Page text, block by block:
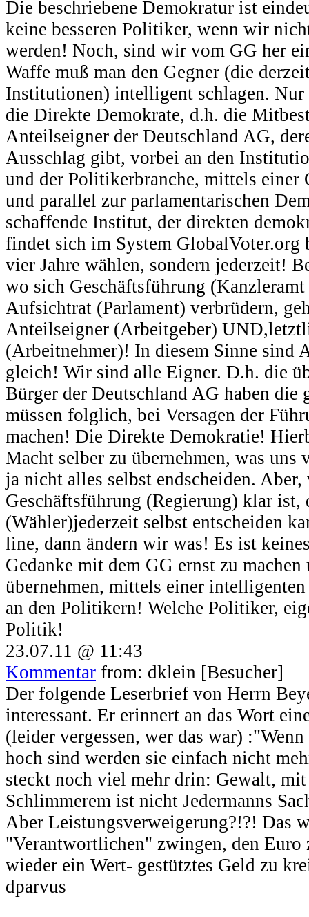
Die beschriebene Demokratur ist
keine besseren Politiker, wenn wir
werden! Noch, sind wir vom GG her
Waffe muß man den Gegner (die
Institutionen) intelligent schlagen. Nur
die Direkte Demokrate, d.h. die
Anteilseigner der Deutschland AG,
Ausschlag gibt, vorbei an den
und der Politikerbranche, mittels einer
und parallel zur parlamentarischen
schaffende Institut, der direkten
findet sich im System GlobalVoter.org
vier Jahre wählen, sondern jederzeit!
wo sich Geschäftsführung
Aufsichtrat (Parlament) verbrüdern,
Anteilseigner (Arbeitgeber)
(Arbeitnehmer)! In diesem Sinne sind
gleich! Wir sind alle Eigner. D.h. die
Bürger der Deutschland AG haben die
müssen folglich, bei Versagen der
machen! Die Direkte Demokratie!
Macht selber zu übernehmen, was uns
ja nicht alles selbst endscheiden. Aber,
Geschäftsführung (Regierung) klar ist,
(Wähler)jederzeit selbst entscheiden
line, dann ändern wir was! Es ist
Gedanke mit dem GG ernst zu
übernehmen, mittels einer
an den Politikern! Welche Politiker,
Politik!
23.07.11 @ 11:43
Kommentar from: dklein [Besucher]
Der folgende Leserbrief von Herrn
interessant. Er erinnert an das Wort
(leider vergessen, wer das war)
hoch sind werden sie einfach nicht
steckt noch viel mehr drin: Gewalt,
Schlimmerem ist nicht Jedermanns
Aber Leistungsverweigerung?!?! Das
"Verantwortlichen" zwingen, den Euro
wieder ein Wert- gestütztes Geld zu
dparvus